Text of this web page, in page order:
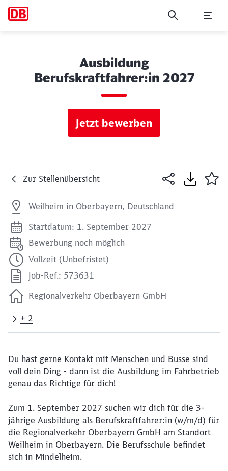
Ausbildung
Berufskraftfahrer:in 2027
Jetzt bewerben
Zur Stellenübersicht
Weilheim in Oberbayern, Deutschland
Startdatum: 1. September 2027
Bewerbung noch möglich
Vollzeit (Unbefristet)
Job-Ref.: 573631
Regionalverkehr Oberbayern GmbH
+ 2
Du hast gerne Kontakt mit Menschen und Busse sind
voll dein Ding - dann ist die Ausbildung im Fahrbetrieb
genau das Richtige für dich!
Zum 1. September 2027 suchen wir dich für die 3-
jährige Ausbildung als Berufskraftfahrer:in (w/m/d) für
die Regionalverkehr Oberbayern GmbH am Standort
Weilheim in Oberbayern. Die Berufsschule befindet
sich in Mindelheim.